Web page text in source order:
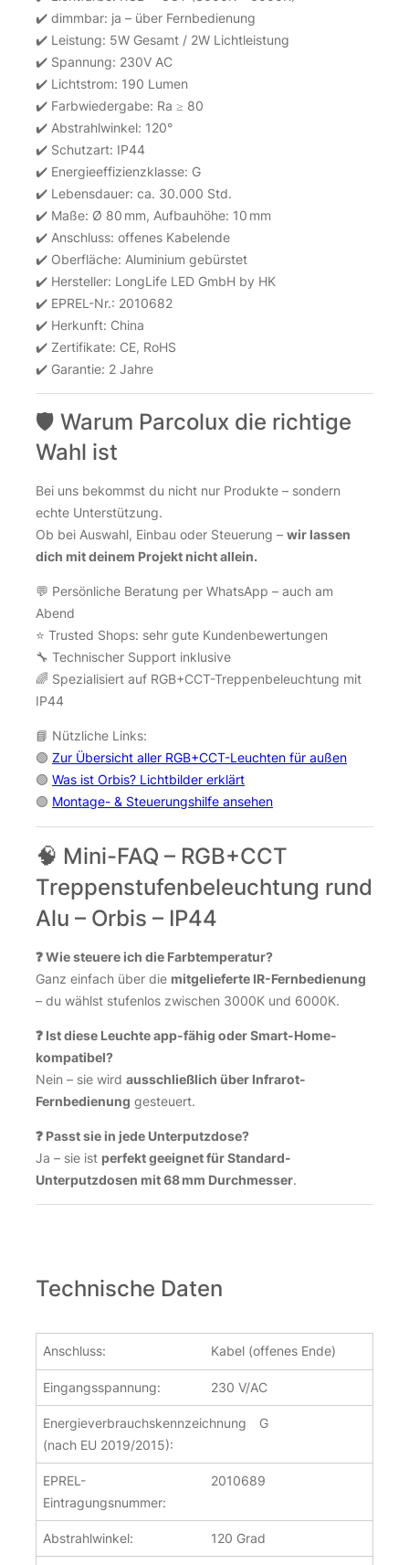
✔️ dimmbar: ja – über Fernbedienung
✔️ Leistung: 5W Gesamt / 2W Lichtleistung
✔️ Spannung: 230V AC
✔️ Lichtstrom: 190 Lumen
✔️ Farbwiedergabe: Ra ≥ 80
✔️ Abstrahlwinkel: 120°
✔️ Schutzart: IP44
✔️ Energieeffizienzklasse: G
✔️ Lebensdauer: ca. 30.000 Std.
✔️ Maße: Ø 80 mm, Aufbauhöhe: 10 mm
✔️ Anschluss: offenes Kabelende
✔️ Oberfläche: Aluminium gebürstet
✔️ Hersteller: LongLife LED GmbH by HK
✔️ EPREL-Nr.: 2010682
✔️ Herkunft: China
✔️ Zertifikate: CE, RoHS
✔️ Garantie: 2 Jahre
🛡️ Warum Parcolux die richtige
Wahl ist
Bei uns bekommst du nicht nur Produkte – sondern
echte Unterstützung.
Ob bei Auswahl, Einbau oder Steuerung – wir lassen
dich mit deinem Projekt nicht allein.
💬 Persönliche Beratung per WhatsApp – auch am
Abend
⭐ Trusted Shops: sehr gute Kundenbewertungen
🔧 Technischer Support inklusive
🌈 Spezialisiert auf RGB+CCT-Treppenbeleuchtung mit
IP44
📘 Nützliche Links:
🟢 Zur Übersicht aller RGB+CCT-Leuchten für außen
🟢 Was ist Orbis? Lichtbilder erklärt
🟢 Montage- & Steuerungshilfe ansehen
🧠 Mini-FAQ – RGB+CCT
Treppenstufenbeleuchtung rund
Alu – Orbis – IP44
❓ Wie steuere ich die Farbtemperatur?
Ganz einfach über die mitgelieferte IR-Fernbedienung
– du wählst stufenlos zwischen 3000K und 6000K.
❓ Ist diese Leuchte app-fähig oder Smart-Home-
kompatibel?
Nein – sie wird ausschließlich über Infrarot-
Fernbedienung gesteuert.
❓ Passt sie in jede Unterputzdose?
Ja – sie ist perfekt geeignet für Standard-
Unterputzdosen mit 68 mm Durchmesser.
Technische Daten
Anschluss: Kabel (offenes Ende)
Eingangsspannung: 230 V/AC
Energieverbrauchskennzeichnung
(nach EU 2019/2015):
G
EPREL-
Eintragungsnummer:
2010689
Abstrahlwinkel: 120 Grad